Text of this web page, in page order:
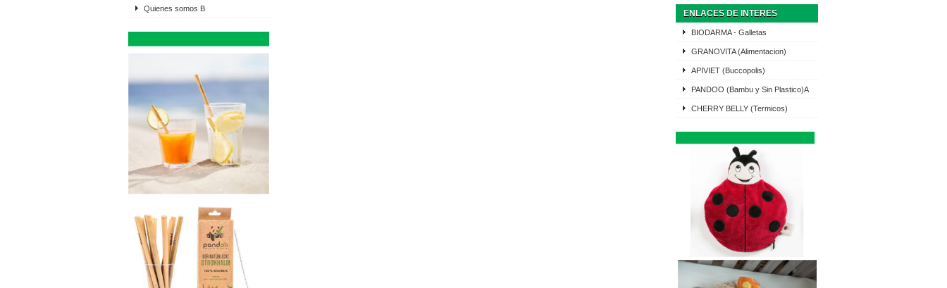
Quienes somos B ENLACES DE INTERES
BIODARMA - Galletas
GRANOVITA (Alimentacion)
APIVIET (Buccopolis)
PANDOO (Bambu y Sin Plastico)A
CHERRY BELLY (Termicos)